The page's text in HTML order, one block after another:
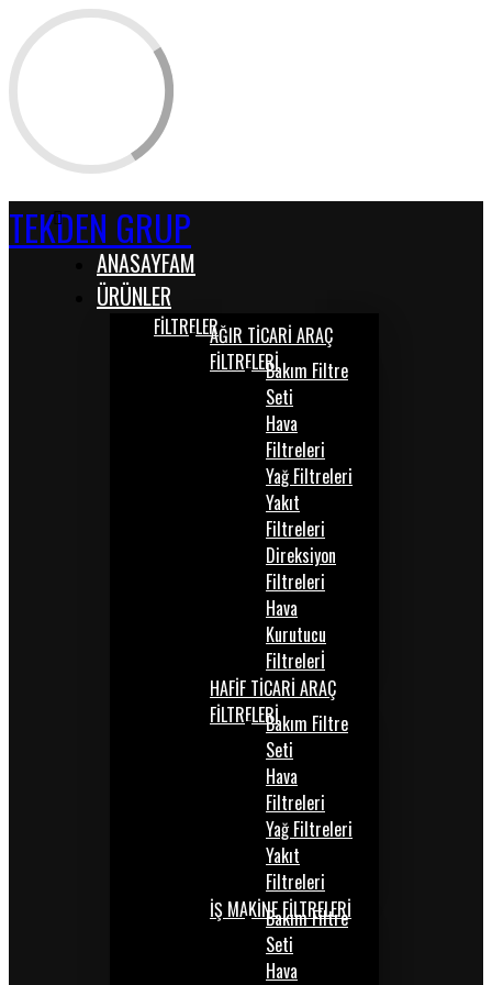
TEKDEN GRUP
ANASAYFAM
ÜRÜNLER
FİLTRELERAĞIR TİCARİ ARAÇ
FİLTRELERİBakım Filtre
Seti
Hava
Filtreleri
Yağ Filtreleri
Yakıt
Filtreleri
Direksiyon
Filtreleri
Hava
Kurutucu
Filtrelerİ
HAFİF TİCARİ ARAÇ
FİLTRELERİBakım Filtre
Seti
Hava
Filtreleri
Yağ Filtreleri
Yakıt
Filtreleri
İŞ MAKİNE FİLTRELERİ
Bakım Filtre
Seti
Hava